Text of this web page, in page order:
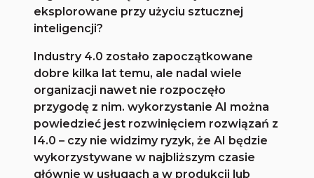
eksplorowane przy użyciu sztucznej
inteligencji?
Industry 4.0 zostało zapoczątkowane
dobre kilka lat temu, ale nadal wiele
organizacji nawet nie rozpoczęło
przygodę z nim. wykorzystanie AI można
powiedzieć jest rozwinięciem rozwiązań z
I4.0 – czy nie widzimy ryzyk, że AI będzie
wykorzystywane w najbliższym czasie
głównie w usługach a w produkcji lub